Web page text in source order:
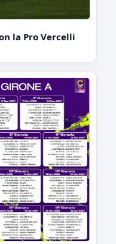
la Pro Vercelli